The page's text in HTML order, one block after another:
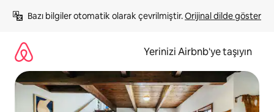
atla
Bazı bilgiler otomatik olarak çevrilmiştir. Orijinal dilde göster
Yerinizi Airbnb'ye taşıyın